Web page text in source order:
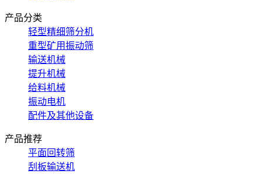
产品分类
轻型精细筛分机
重型矿用振动筛
输送机械
提升机械
给料机械
振动电机
配件及其他设备
产品推荐
平面回转筛
刮板输送机